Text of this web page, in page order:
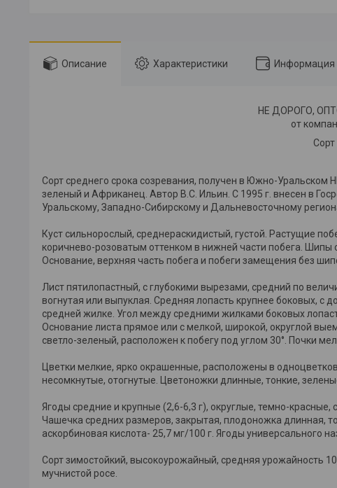
Описание Характеристики Информация
НЕ ДОРОГО,
от
Сорт среднего срока созревания, получен в Южно-
зеленый и Африканец. Автор В.С. Ильин. С 1995 г. внесен в
Уральскому, Западно-Сибирскому и Дальневосточному
Куст сильнорослый, среднераскидистый, густой. Растущие
коричнево-розоватым оттенком в нижней части побега. Шипы
Основание, верхняя часть побега и побеги замещения без
Лист пятилопастный, с глубокими вырезами, средний по
вогнутая или выпуклая. Средняя лопасть крупнее боковых,
средней жилке. Угол между средними жилками боковых
Основание листа прямое или с мелкой, широкой, округлой
светло-зеленый, расположен к побегу под углом 30°. Почки
Цветки мелкие, ярко окрашенные, расположены в
несомкнутые, отогнутые. Цветоножки длинные, тонкие,
Ягоды средние и крупные (2,6-6,3 г), округлые, темно-
Чашечка средних размеров, закрытая, плодоножка длинная,
аскорбиновая кислота- 25,7 мг/100 г. Ягоды универсального
Сорт зимостойкий, высокоурожайный, средняя урожайность
мучнистой росе.